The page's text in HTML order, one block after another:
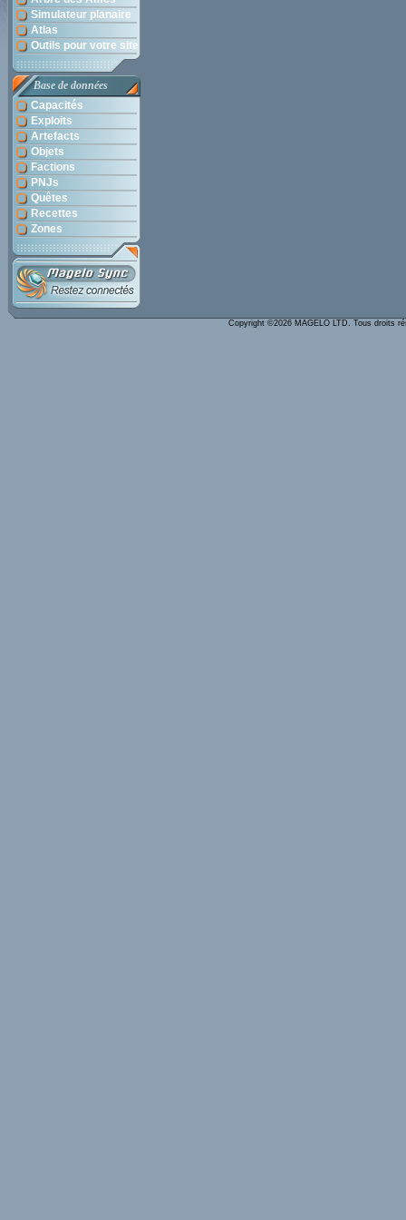
Simulateur planaire
Atlas
Outils pour votre site
Base de données
Capacités
Exploits
Artefacts
Objets
Factions
PNJs
Quêtes
Recettes
Zones
Copyright ©2026 MAGELO LTD. Tous droits